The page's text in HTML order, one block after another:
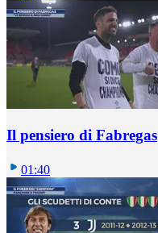
Il pensiero di Fabregas
01:40